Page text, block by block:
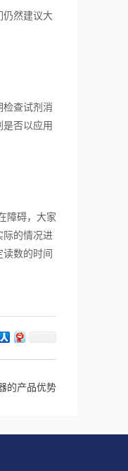
然建议大
查试剂消
否以应用
障碍，大家
际的情况进
数的时间
的产品优势